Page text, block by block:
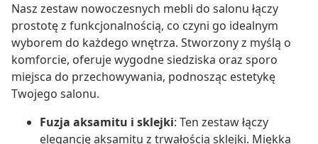
Nasz zestaw nowoczesnych mebli do salonu łączy
prostotę z funkcjonalnością, co czyni go idealnym
wyborem do każdego wnętrza. Stworzony z myślą o
komforcie, oferuje wygodne siedziska oraz sporo
miejsca do przechowywania, podnosząc estetykę
Twojego salonu.
Fuzja aksamitu i sklejki: Ten zestaw łączy
elegancję aksamitu z trwałością sklejki. Miękka